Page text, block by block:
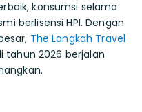
konsumsi selama
berlisensi HPI. Dengan
The Langkah Travel
tahun 2026 berjalan